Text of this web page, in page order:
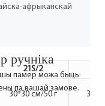
афрыканскай
21S/2
30*30 см/50 г
ручніка
памер можа быць
па вашай замове.